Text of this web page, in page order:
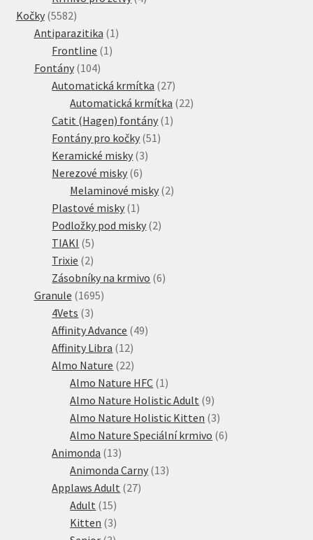
Kočky 55825582
produktů
Antiparazitika 1 1
Frontline 1 1
Fontány 104104
produktů
Automatická krmítka 2727
produktů
Automatická krmítka 2222
Catit (Hagen) fontány 1 1
Fontány pro kočky 51 51
Keramické misky 33
Nerezové misky 66
produktů
Melaminové misky 22
Plastové misky 1 1
produkt
Podložky pod misky 22
TIAKI 55
produktů
Trixie 22
produkty
Zásobníky na krmivo 66
Granule 16951695
4Vets 33
produkty
Affinity Advance 4949
Affinity Libra 1212
produktů
Almo Nature 2222
produktů
Almo Nature HFC 1 1
produkt
Almo Nature Holistic Adult 99
produktů
Almo Nature Holistic Kitten 33
produkty
Almo Nature Speciální krmivo 66
Animonda 1313
produktů
Animonda Carny 1313
Applaws Adult 2727
Adult 1515
produktů
Kitten 33